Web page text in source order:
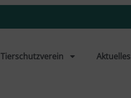
Tierschutzverein Aktuelles